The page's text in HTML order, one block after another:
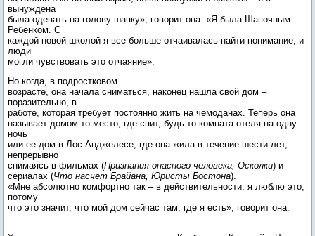
вынуждена
была одевать на голову шапку», говорит она. «Я была Шапочным
Ребенком. С
каждой новой школой я все больше отчаивалась найти понимание, и
люди
могли чувствовать это отчаяние».
Но когда, в подростковом
возрасте, она начала сниматься, наконец нашла свой дом –
поразительно, в
работе, которая требует постоянно жить на чемоданах. Теперь она
называет домом то место, где спит, будь-то комната отеля на одну
ночь
или ее дом в Лос-Анджелесе, где она жила в течение шести лет,
непрерывно
снимаясь в фильмах (Признания опасного человека, Осколки) и
сериалах (Что насчет Брайана, Юристы Бостона).
«Мне абсолютно комфортно так – в действительности, я люблю это,
потому
что это значит, что мой дом сейчас там, где я есть», говорит она.